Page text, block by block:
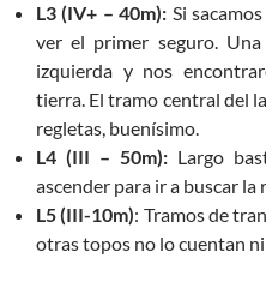
L3 (IV+ – 40m): Si
ver el primer seguro.
izquierda y nos
tierra. El tramo central del
regletas, buenísimo.
L4 (III – 50m): Largo
ascender para ir a buscar la
L5 (III-10m): Tramos de
otras topos no lo cuentan